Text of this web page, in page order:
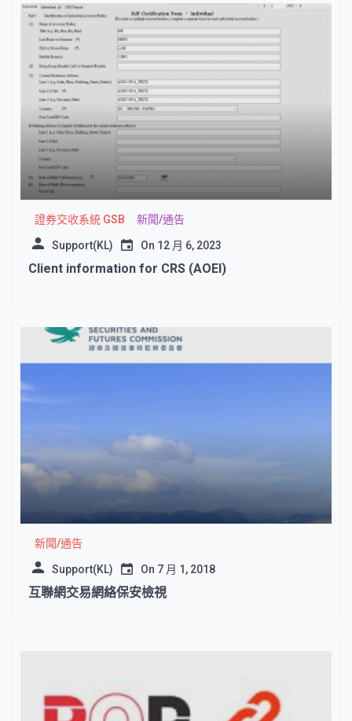
證券交收系統 GSB 新聞/通告
Support(KL) On 12 月 6, 2023
Client information for CRS (AOEI)
新聞/通告
Support(KL) On 7 月 1, 2018
互聯網交易網絡保安檢視